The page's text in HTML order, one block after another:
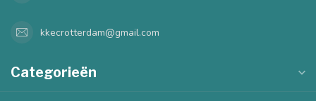
kkecrotterdam@gmail.com
Categorieën